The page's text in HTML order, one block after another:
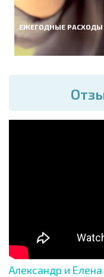
ЕЖЕГОДНЫЕ
Александр и